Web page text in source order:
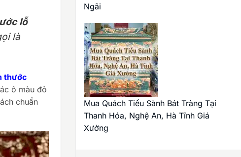
lỗ
là
thước
ô màu đỏ
chuẩn
Ngãi
Mua Quách Tiểu Sành Bát Tràng Tại
Thanh Hóa, Nghệ An, Hà Tĩnh Giá
Xưởng